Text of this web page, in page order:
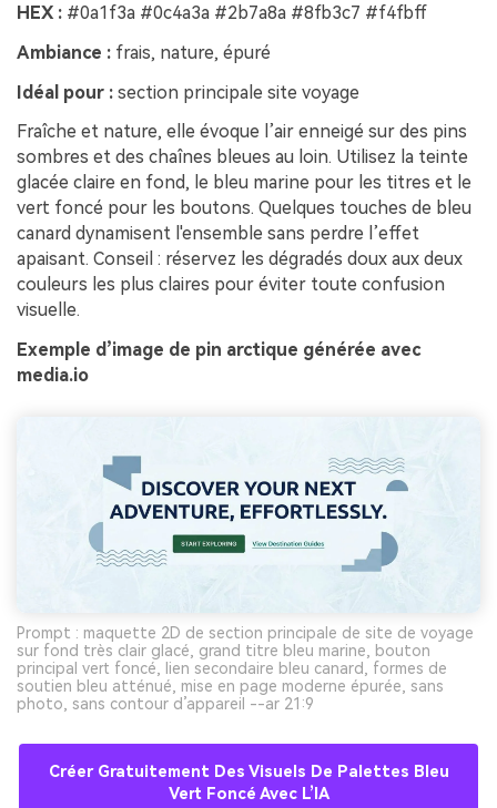
HEX : #0a1f3a #0c4a3a #2b7a8a #8fb3c7 #f4fbff
Ambiance : frais, nature, épuré
Idéal pour : section principale site voyage
Fraîche et nature, elle évoque l’air enneigé sur des pins
sombres et des chaînes bleues au loin. Utilisez la teinte
glacée claire en fond, le bleu marine pour les titres et le
vert foncé pour les boutons. Quelques touches de bleu
canard dynamisent l'ensemble sans perdre l’effet
apaisant. Conseil : réservez les dégradés doux aux deux
couleurs les plus claires pour éviter toute confusion
visuelle.
Exemple d’image de pin arctique générée avec
media.io
Prompt : maquette 2D de section principale de site de voyage
sur fond très clair glacé, grand titre bleu marine, bouton
principal vert foncé, lien secondaire bleu canard, formes de
soutien bleu atténué, mise en page moderne épurée, sans
photo, sans contour d’appareil --ar 21:9
Créer Gratuitement Des Visuels De Palettes Bleu
Vert Foncé Avec L’IA